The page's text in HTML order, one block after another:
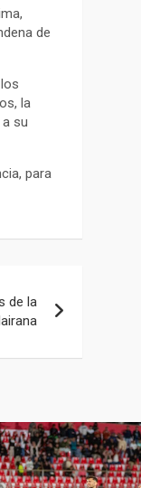
de
la
su
para
de la